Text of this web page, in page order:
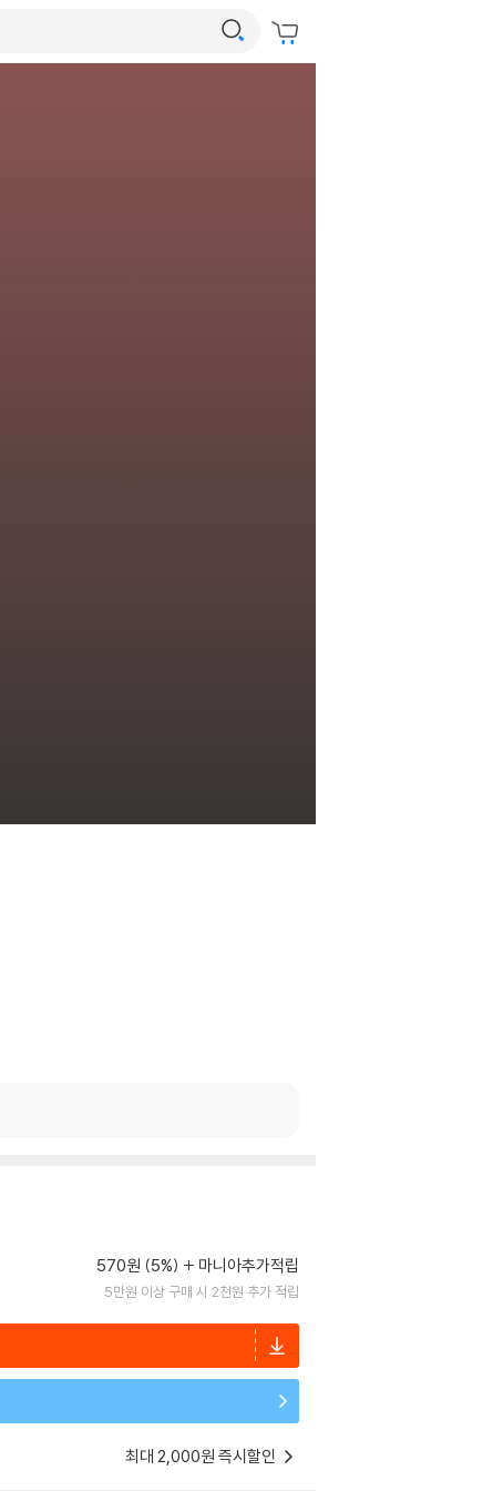
570원 (5%) 마니아추가적립
5만원 이상 구매 시 2천원 추가 적립
최대 2,000원 즉시할인